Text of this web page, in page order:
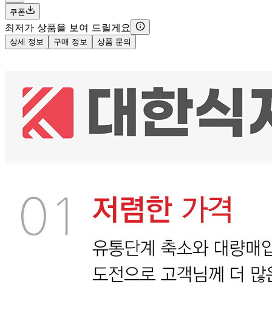
쿠폰
최저가 상품을 보여 드릴게요
상세 정보 구매 정보 상품 문의